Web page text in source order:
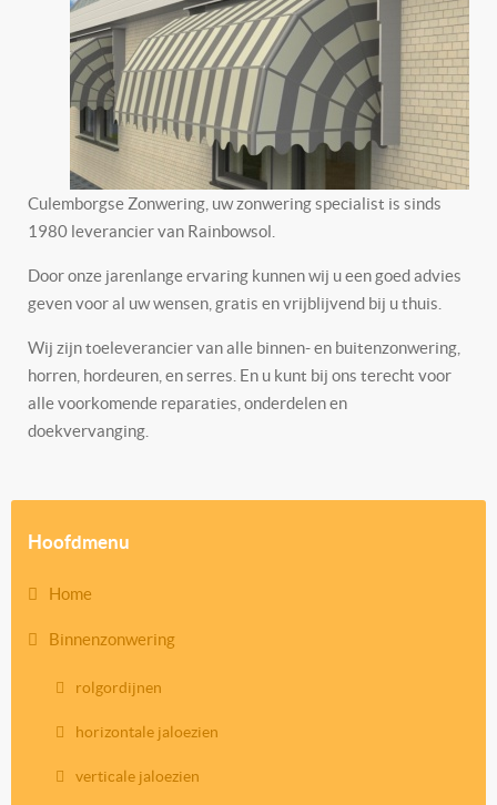
Culemborgse Zonwering, uw zonwering specialist is sinds
1980 leverancier van Rainbowsol.
Door onze jarenlange ervaring kunnen wij u een goed advies
geven voor al uw wensen, gratis en vrijblijvend bij u thuis.
Wij zijn toeleverancier van alle binnen- en buitenzonwering,
horren, hordeuren, en serres. En u kunt bij ons terecht voor
alle voorkomende reparaties, onderdelen en
doekvervanging.
Hoofdmenu
Home
Binnenzonwering
rolgordijnen
horizontale jaloezien
verticale jaloezien